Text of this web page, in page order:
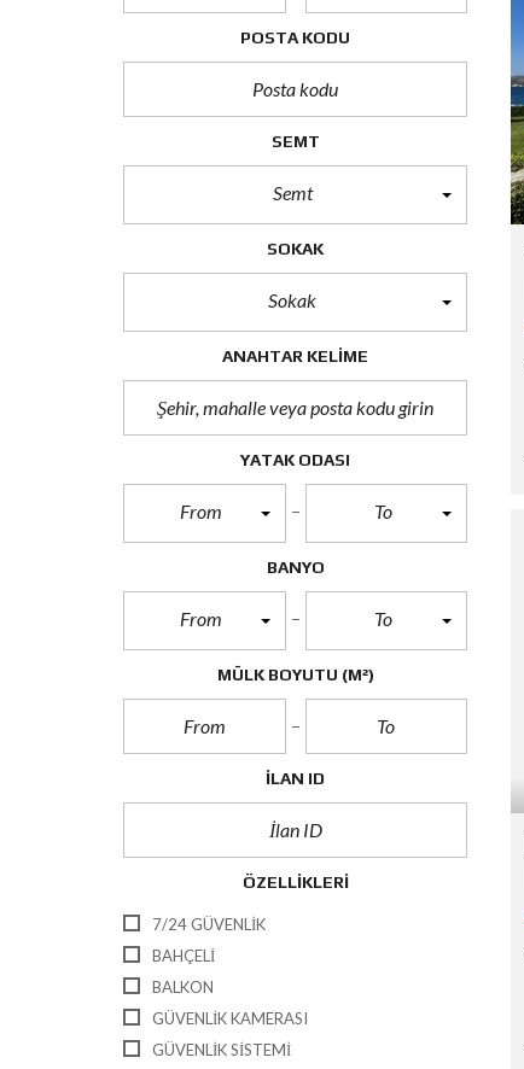
POSTA KODU
SEMT
Semt
SOKAK
Sokak
ANAHTAR KELIME
YATAK ODASI
From To
BANYO
From To
MÜLK BOYUTU (M²)
İLAN ID
ÖZELLIKLERI
7/24 GÜVENLIK
BAHÇELI
BALKON
GÜVENLIK KAMERASI
GÜVENLIK SISTEMI